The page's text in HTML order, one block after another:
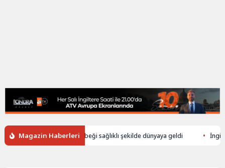
Magazin Haberleri
ölen annenin bebeği sağlıklı şekilde dünyaya geldi